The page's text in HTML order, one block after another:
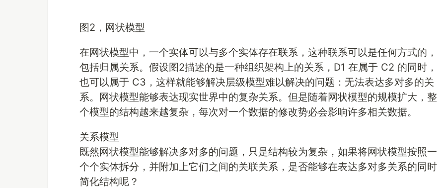
图2，网状模型
在网状模型中，一个实体可以与多个实体存在联系，这种联系可以是任何方式的，
包括归属关系。假设图2描述的是一种组织架构上的关系，D1 在属于 C2 的同时，
也可以属于 C3，这样就能够解决层级模型难以解决的问题：无法表达多对多的关
系。网状模型能够表达现实世界中的复杂关系。但是随着网状模型的规模扩大，整
个模型的结构越来越复杂，每次对一个数据的修改势必会影响许多相关数据。
关系模型
既然网状模型能够解决多对多的问题，只是结构较为复杂，如果将网状模型按照一
个个实体拆分，并附加上它们之间的关联关系，是否能够在表达多对多关系的同时
简化结构呢？